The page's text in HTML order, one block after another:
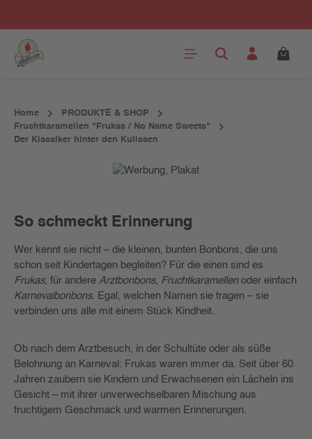
Home
PRODUKTE & SHOP
Fruchtkaramellen "Frukas / No Name Sweets"
Der Klassiker hinter den Kulissen
So schmeckt Erinnerung
Wer kennt sie nicht – die kleinen, bunten Bonbons, die uns
schon seit Kindertagen begleiten? Für die einen sind es
Frukas, für andere Arztbonbons, Fruchtkaramellenoder einfach
Karnevalbonbons. Egal, welchen Namen sie tragen – sie
verbinden uns alle mit einem Stück Kindheit.
Ob nach dem Arztbesuch, in der Schultüte oder als süße
Belohnung an Karneval: Frukas waren immer da. Seit über 60
Jahren zaubern sie Kindern und Erwachsenen ein Lächeln ins
Gesicht – mit ihrer unverwechselbaren Mischung aus
fruchtigem Geschmack und warmen Erinnerungen.